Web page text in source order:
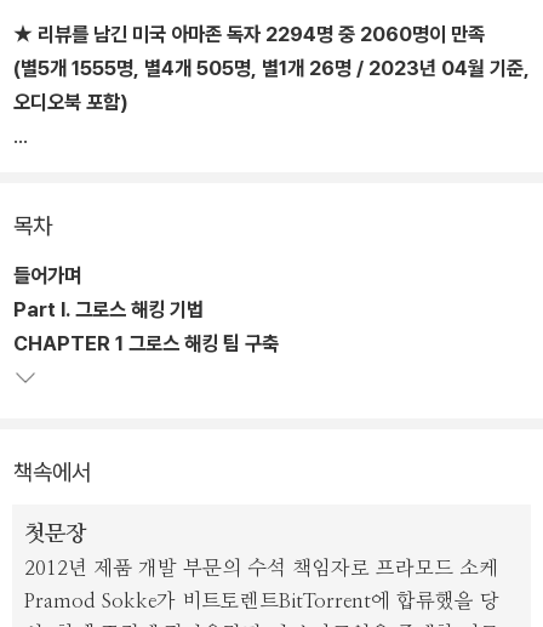
★ 리뷰를 남긴 미국 아마존 독자 2294명 중 2060명이 만족
(별5개 1555명, 별4개 505명, 별1개 26명 / 2023년 04월 기준,
오디오북 포함)
- 역대 최고의 마케팅 책 10권 – Economictimes(2023.02.21)
- 당신이 알아야 할 2021년 최고의 마케팅 도서 20선 – builtin.com
(2021.05.25)
- 스타트업 필독서 10선 – Futurestartup(2021.05.23)
적 방법과는 비교도 안 될 정도로 시간과 비용을 줄일 수 있는 방법이
다. 실험과 데이터 분석을 통해 고객이 진정으로 원하는 것이 무엇인
지 빠르게 찾아갈 수 있는 방법을 제시한다.
목차
들어가며
Part Ⅰ. 그로스 해킹 기법
CHAPTER 1 그로스 해킹 팀 구축
책속에서
첫문장
2012년 제품 개발 부문의 수석 책임자로 프라모드 소케
Pramod Sokke가 비트토렌트BitTorrent에 합류했을 당